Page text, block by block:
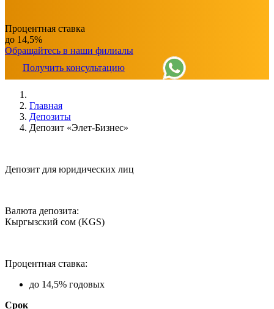
Процентная ставка
до 14,5%
Обращайтесь в наши филиалы
Получить консультацию
Главная
Депозиты
Депозит «Элет-Бизнес»
Депозит для юридических лиц
Валюта депозита:
Кыргызский сом (KGS)
Процентная ставка:
до 14,5% годовых
Срок